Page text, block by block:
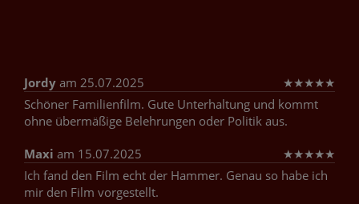
Jordy am 25.07.2025 ★★★★★
Schöner Familienfilm. Gute Unterhaltung und kommt
ohne übermäßige Belehrungen oder Politik aus.
Maxi am 15.07.2025 ★★★★★
Ich fand den Film echt der Hammer. Genau so habe ich
mir den Film vorgestellt.